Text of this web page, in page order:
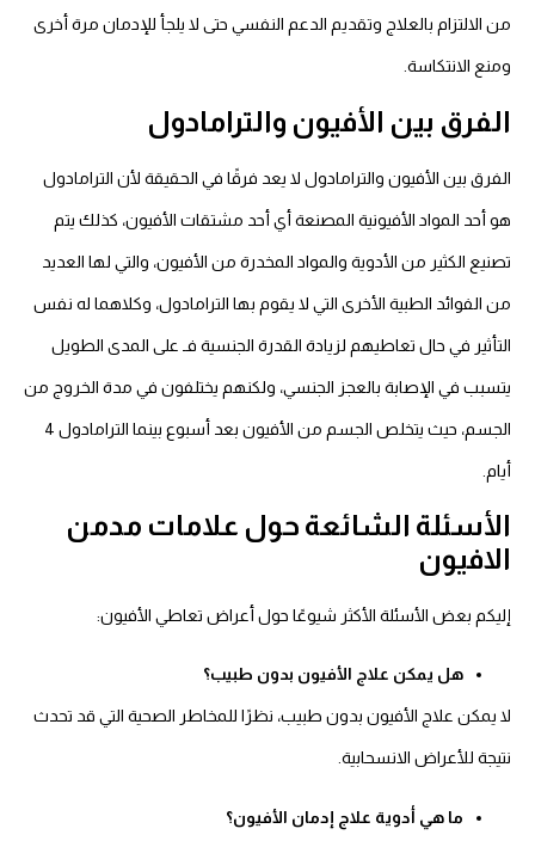
من الالتزام بالعلاج وتقديم الدعم النفسي حتى لا يلجأ للإدمان مرة أخرى
ومنع الانتكاسة.
الفرق بين الأفيون والترامادول
الفرق بين الأفيون والترامادول لا يعد فرقًا في الحقيقة لأن الترامادول
هو أحد المواد الأفيونية المصنعة أي أحد مشتقات الأفيون، كذلك يتم
تصنيع الكثير من الأدوية والمواد المخدرة من الأفيون، والتي لها العديد
من الفوائد الطبية الأخرى التي لا يقوم بها الترامادول، وكلاهما له نفس
التأثير في حال تعاطيهم لزيادة القدرة الجنسية فـ على المدى الطويل
يتسبب في الإصابة بالعجز الجنسي، ولكنهم يختلفون في مدة الخروج من
الجسم، حيث يتخلص الجسم من الأفيون بعد أسبوع بينما الترامادول 4
أيام.
الأسئلة الشائعة حول علامات مدمن
الافيون
إليكم بعض الأسئلة الأكثر شيوعًا حول أعراض تعاطي الأفيون:
هل يمكن علاج الأفيون بدون طبيب؟
لا يمكن علاج الأفيون بدون طبيب، نظرًا للمخاطر الصحية التي قد تحدث
نتيجة للأعراض الانسحابية.
ما هي أدوية علاج إدمان الأفيون؟